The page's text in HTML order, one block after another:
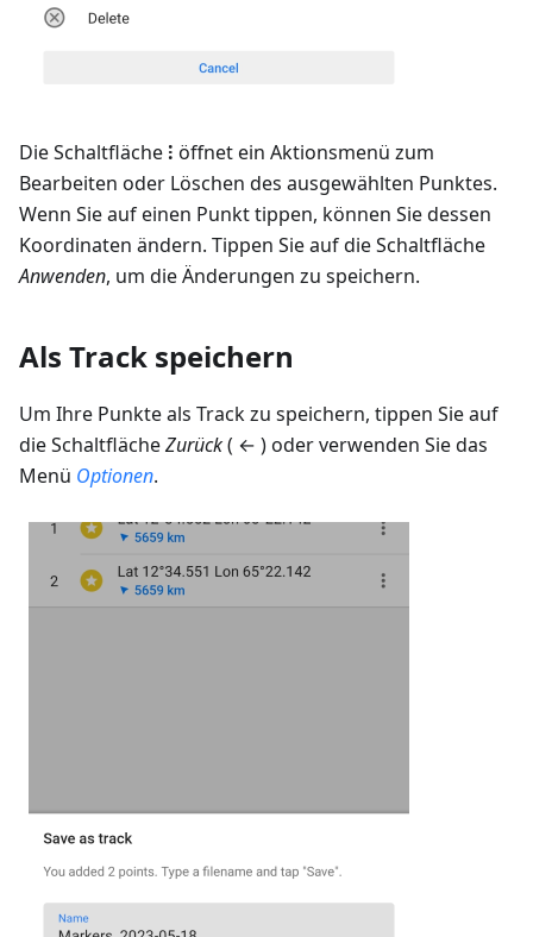
Die Schaltfläche ⁝ öffnet ein Aktionsmenü zum
Bearbeiten oder Löschen des ausgewählten Punktes.
Wenn Sie auf einen Punkt tippen, können Sie dessen
Koordinaten ändern. Tippen Sie auf die Schaltfläche
Anwenden, um die Änderungen zu speichern.
Als Track speichern
Um Ihre Punkte als Track zu speichern, tippen Sie auf
die SchaltflächeZurück( ← ) oder verwenden Sie das
Menü Optionen.